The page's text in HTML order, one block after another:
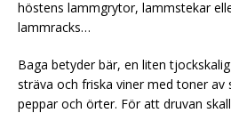
höstens lammgrytor, lammstekar
lammracks…
Baga betyder bär, en liten
sträva och friska viner med toner av
peppar och örter. För att druvan